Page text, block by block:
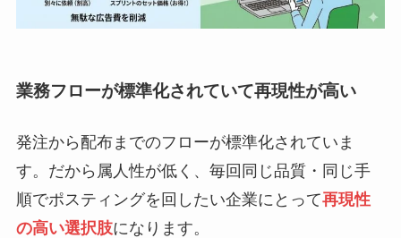
業務フローが標準化されていて再現性が高い
発注から配布までのフローが標準化されていま
す。だから属人性が低く、毎回同じ品質・同じ手
順でポスティングを回したい企業にとって再現性
の高い選択肢になります。